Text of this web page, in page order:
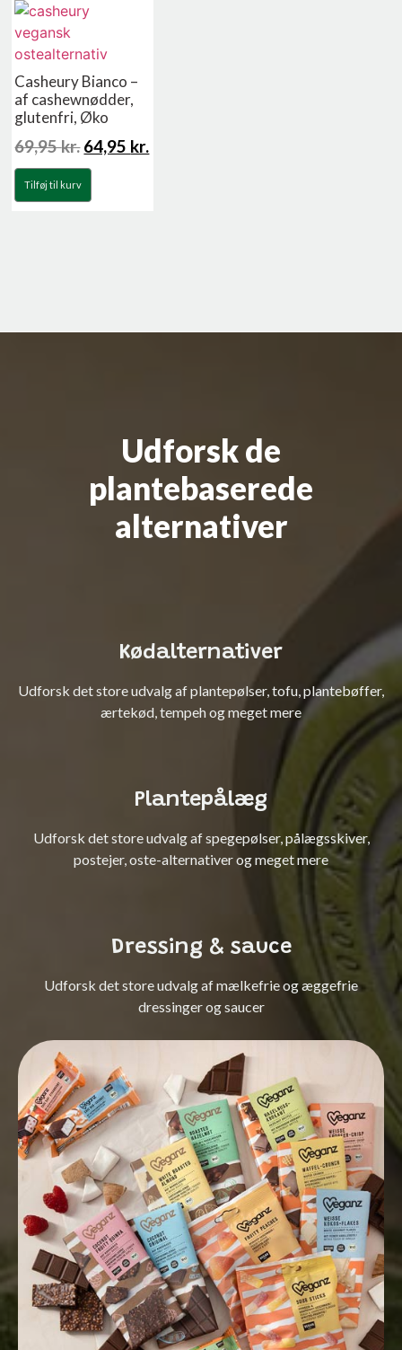
Casheury Bianco –
af cashewnødder,
glutenfri, Øko
69,95kr.64,95 kr.
Tilføj til kurv
Udforsk de
plantebaserede
alternativer
Kødalternativer
Udforsk det store udvalg af plantepølser, tofu, plantebøffer,
ærtekød, tempeh og meget mere
Plantepålæg
Udforsk det store udvalg af spegepølser, pålægsskiver,
postejer, oste-alternativer og meget mere
Dressing & sauce
Udforsk det store udvalg af mælkefrie og æggefrie
dressinger og saucer